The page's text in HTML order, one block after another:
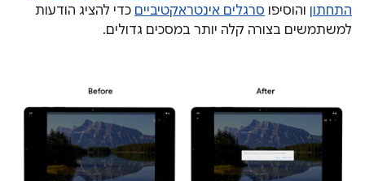
התחתון והוסיפו סרגלים אינטראקטיביים כדי להציג הודעות
למשתמשים בצורה קלה יותר במסכים גדולים.